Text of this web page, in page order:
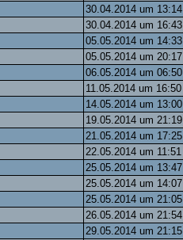
30.04.2014 um
30.04.2014 um
05.05.2014 um
05.05.2014 um
06.05.2014 um
11.05.2014 um
14.05.2014 um
19.05.2014 um
21.05.2014 um
22.05.2014 um
25.05.2014 um
25.05.2014 um
25.05.2014 um
26.05.2014 um
29.05.2014 um